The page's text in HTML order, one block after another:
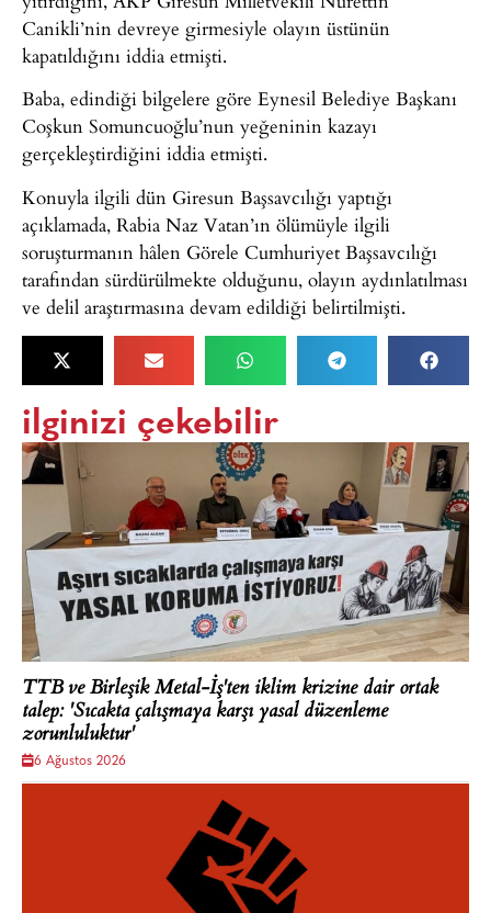
Canikli’nin devreye girmesiyle olayın üstünün
kapatıldığını iddia etmişti.
Baba, edindiği bilgelere göre Eynesil Belediye Başkanı
Coşkun Somuncuoğlu’nun yeğeninin kazayı
gerçekleştirdiğini iddia etmişti.
Konuyla ilgili dün Giresun Başsavcılığı yaptığı
açıklamada, Rabia Naz Vatan’ın ölümüyle ilgili
soruşturmanın hâlen Görele Cumhuriyet Başsavcılığı
tarafından sürdürülmekte olduğunu, olayın aydınlatılması
ve delil araştırmasına devam edildiği belirtilmişti.
ilginizi çekebilir
TTB ve Birleşik Metal-İş'ten iklim krizine dair ortak
talep: 'Sıcakta çalışmaya karşı yasal düzenleme
zorunluluktur'
6 Ağustos 2026